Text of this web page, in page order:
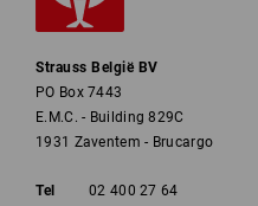
Strauss België BV
PO Box 7443
E.M.C. - Building 829C
1931 Zaventem - Brucargo
Tel
02 400 27 64